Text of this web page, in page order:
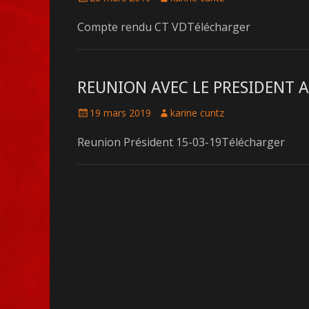
Compte rendu CT VDTélécharger
REUNION AVEC LE PRESIDENT
Posté19 mars 2019 Auteur
karine cuntz
Reunion Président 15-03-19Télécharger